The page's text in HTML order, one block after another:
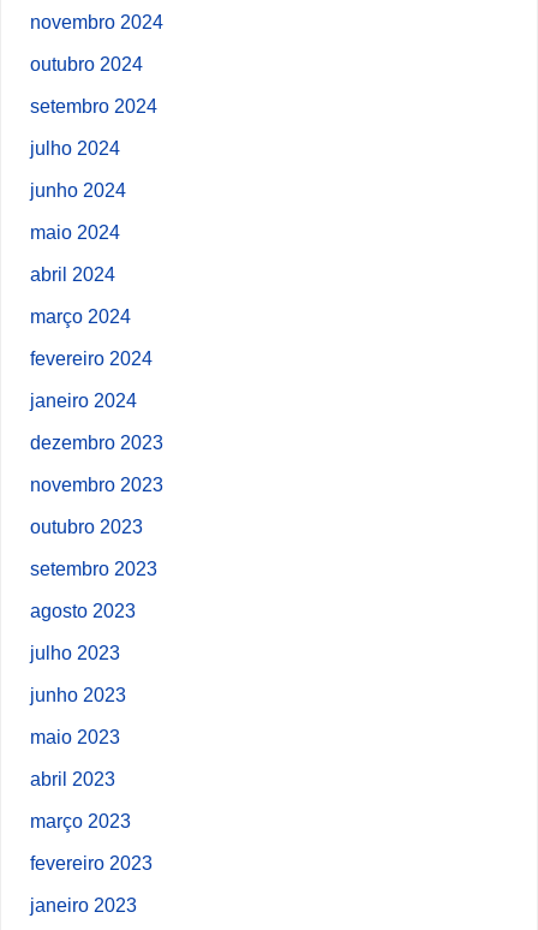
novembro 2024
outubro 2024
setembro 2024
julho 2024
junho 2024
maio 2024
abril 2024
março 2024
fevereiro 2024
janeiro 2024
dezembro 2023
novembro 2023
outubro 2023
setembro 2023
agosto 2023
julho 2023
junho 2023
maio 2023
abril 2023
março 2023
fevereiro 2023
janeiro 2023